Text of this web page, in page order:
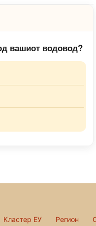
вашиот водовод?
Кластер ЕУ Регион